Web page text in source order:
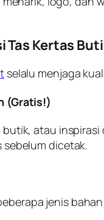
Tas Kertas
selalu menjaga
(Gratis!)
butik, atau
dicetak.
jenis